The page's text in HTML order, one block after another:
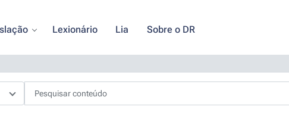
Lexionário Lia Sobre o DR